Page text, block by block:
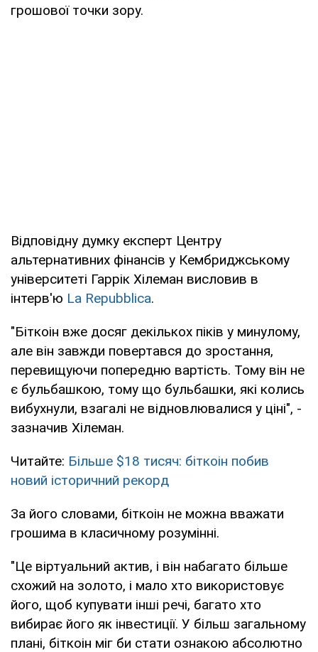
грошової точки зору.
Відповідну думку експерт Центру
альтернативних фінансів у Кембриджському
університеті Гаррік Хілеман висловив в
інтерв'ю La Repubblica.
"Біткоін вже досяг декількох піків у минулому,
але він завжди повертався до зростання,
перевищуючи попередню вартість. Тому він не
є бульбашкою, тому що бульбашки, які колись
вибухнули, взагалі не відновлювалися у ціні", -
зазначив Хілеман.
Читайте: Більше $18 тисяч: біткоін побив
новий історичний рекорд
За його словами, біткоін не можна вважати
грошима в класичному розумінні.
"Це віртуальний актив, і він набагато більше
схожий на золото, і мало хто використовує
його, щоб купувати інші речі, багато хто
вибирає його як інвестиції. У більш загальному
плані, біткоін міг би стати ознакою абсолютно